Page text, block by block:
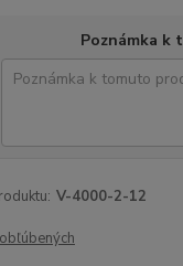
Poznámka k
V-4000-2-12